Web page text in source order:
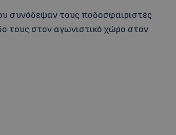
συνόδεψαν τους ποδοσφαιριστές
τους στον αγωνιστικό χώρο στον